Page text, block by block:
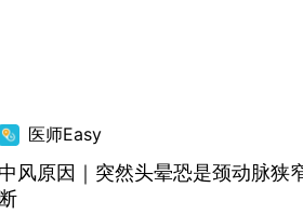
医师Easy
中风原因｜突然头晕恐是颈动脉
断